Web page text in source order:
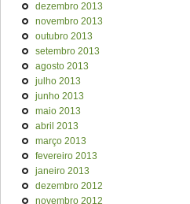
dezembro 2013
novembro 2013
outubro 2013
setembro 2013
agosto 2013
julho 2013
junho 2013
maio 2013
abril 2013
março 2013
fevereiro 2013
janeiro 2013
dezembro 2012
novembro 2012